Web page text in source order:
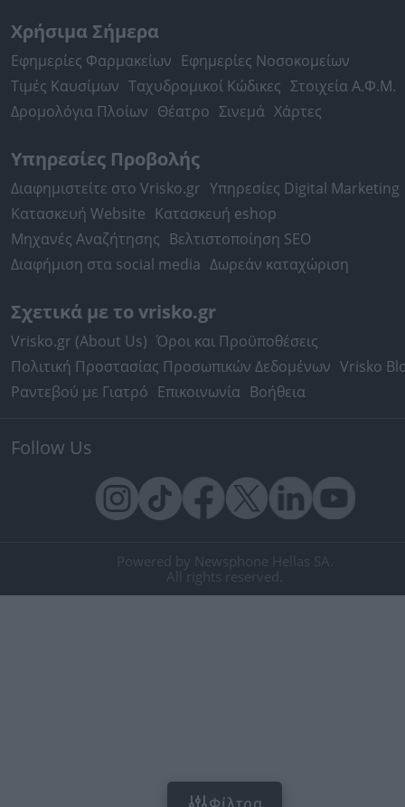
Φίλτρα
Χρήσιμα Σήμερα
Εφημερίες Φαρμακείων Εφημερίες Νοσοκομείων
Τιμές Καυσίμων Ταχυδρομικοί Κώδικες Στοιχεία Α.Φ.Μ.
Δρομολόγια Πλοίων Θέατρο Σινεμά Χάρτες
Υπηρεσίες Προβολής
Διαφημιστείτε στο Vrisko.gr Υπηρεσίες Digital Marketing
Κατασκευή Website Κατασκευή eshop
Μηχανές Αναζήτησης Βελτιστοποίηση SEO
Διαφήμιση στα social media Δωρεάν καταχώριση
Σχετικά με το vrisko.gr
Vrisko.gr (About Us) Όροι και Προϋποθέσεις
Πολιτική Προστασίας Προσωπικών Δεδομένων Vrisko
Ραντεβού με Γιατρό Επικοινωνία Βοήθεια
Follow Us
Powered by Newsphone Hellas SA.
All rights reserved.